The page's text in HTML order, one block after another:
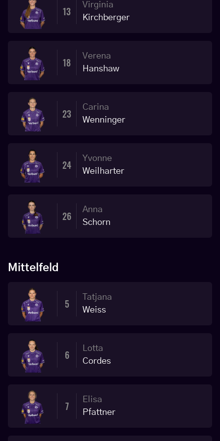
13
Virginia
Kirchberger
18
Verena
Hanshaw
23
Carina
Wenninger
24
Yvonne
Weilharter
26
Anna
Schorn
Mittelfeld
5
Tatjana
Weiss
6
Lotta
Cordes
7
Elisa
Pfattner